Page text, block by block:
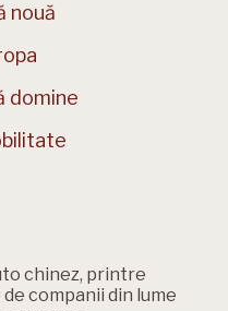
nouă
domine
chinez, printre
companii din lume